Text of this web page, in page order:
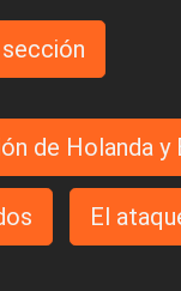
de Holanda y
El